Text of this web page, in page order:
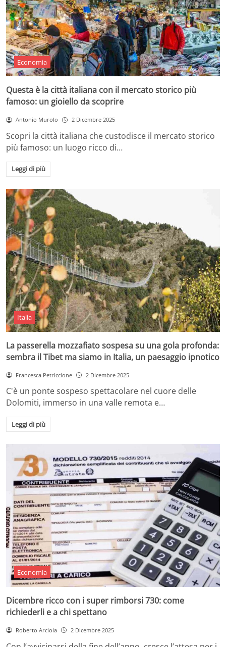
Economia
Questa è la città italiana con il mercato storico più
famoso: un gioiello da scoprire
Antonio Murolo 2 Dicembre 2025
Scopri la città italiana che custodisce il mercato storico
più famoso: un luogo ricco di…
Leggi di più
Italia
La passerella mozzafiato sospesa su una gola profonda:
sembra il Tibet ma siamo in Italia, un paesaggio ipnotico
Francesca Petriccione 2 Dicembre 2025
C'è un ponte sospeso spettacolare nel cuore delle
Dolomiti, immerso in una valle remota e…
Leggi di più
Economia
Dicembre ricco con i super rimborsi 730: come
richiederli e a chi spettano
Roberto Arciola 2 Dicembre 2025